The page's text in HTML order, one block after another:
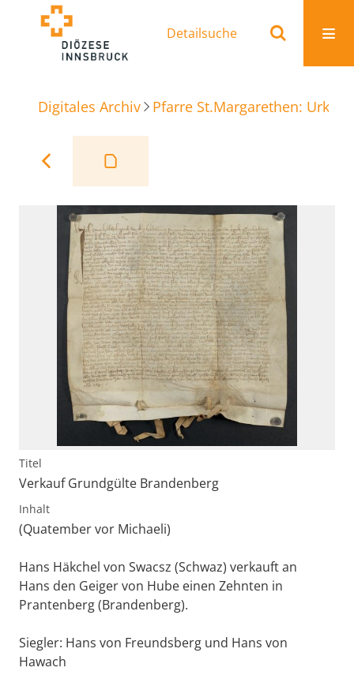
Detailsuche
Digitales Archiv Pfarre St.Margarethen:
Titel
Verkauf Grundgülte Brandenberg
Inhalt
(Quatember vor Michaeli)
Hans Häkchel von Swacsz (Schwaz) verkauft an
Hans den Geiger von Hube einen Zehnten in
Prantenberg (Brandenberg).
Siegler: Hans von Freundsberg und Hans von
Hawach